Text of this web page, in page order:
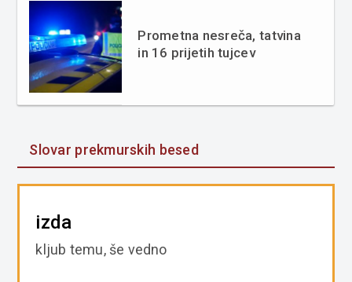
Prometna nesreča, tatvina
in 16 prijetih tujcev
Slovar prekmurskih besed
izda
kljub temu, še vedno